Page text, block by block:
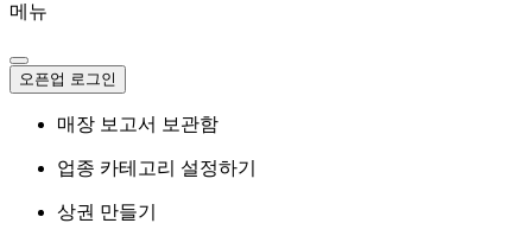
메뉴
오픈업 로그인
매장 보고서 보관함
업종 카테고리 설정하기
상권 만들기